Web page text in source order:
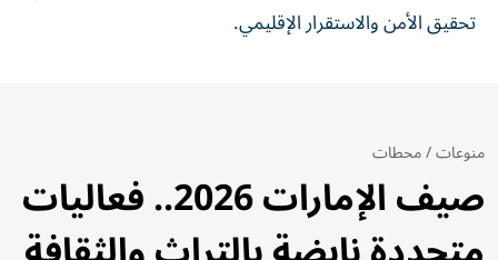
تحقيق الأمن والاستقرار الإقليمي.
منوعات/محطات
صيف الإمارات 2026.. فعاليات